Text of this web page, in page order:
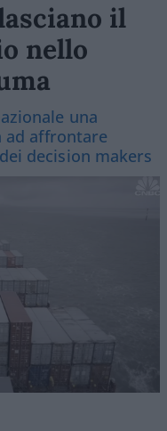
il
nello
una
ad affrontare
decision makers